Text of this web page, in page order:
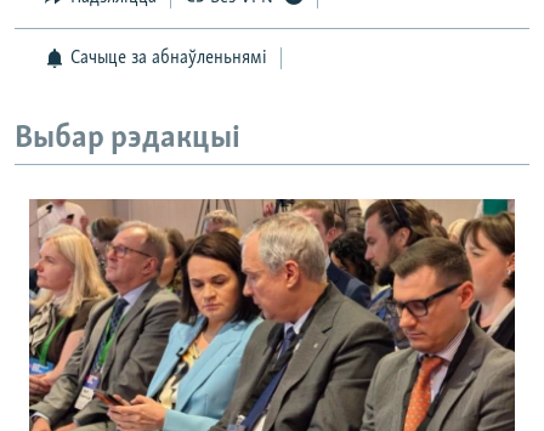
Сачыце за абнаўленьнямі
Выбар рэдакцыі